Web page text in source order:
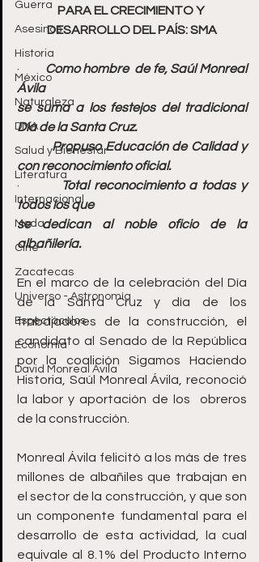
Guerra
Asesinos
Historia
México
Naturaleza
DMA
Salud y Bienestar
Literatura
Internacional
Moda
Cine
Zacatecas
Universo - Astronomía
Espectáculos
Economía
David Monreal Ávila
PARA EL CRECIMIENTO Y
DESARROLLO DEL PAÍS: SMA
· Como hombre  de fe, Saúl Monreal
Ávila
se suma a los festejos del tradicional
Día de la Santa Cruz.
· Propuso Educación de Calidad y
con reconocimiento oficial.
·
Total reconocimiento a todas y
todos los que
se dedican al noble oficio de la
albañilería.
En el marco de la celebración del Día
de la Santa Cruz y día de los
trabajadores de la construcción, el
candidato al Senado de la República
por la coalición Sigamos Haciendo
Historia, Saúl Monreal Ávila, reconoció
la labor y aportación de los  obreros
de la construcción.
Monreal Ávila felicitó a los más de tres
millones de albañiles que trabajan en
el sector de la construcción, y que son
un componente fundamental para el
desarrollo de esta actividad, la cual
equivale al 8.1% del Producto Interno